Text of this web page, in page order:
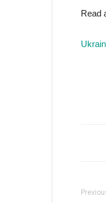
Read